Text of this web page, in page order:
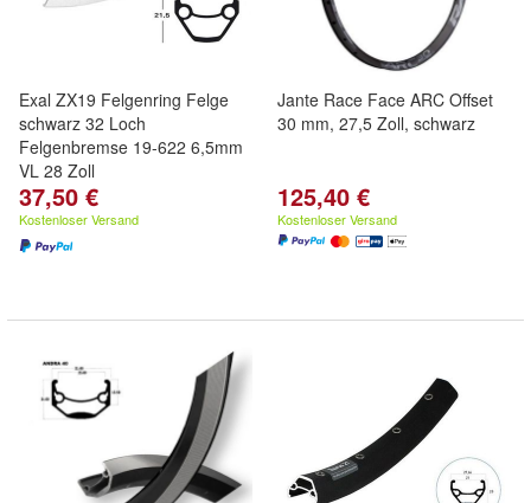
Exal ZX19 Felgenring Felge
schwarz 32 Loch
Felgenbremse 19-622 6,5mm
VL 28 Zoll
37,50 €
Kostenloser Versand
Jante Race Face ARC Offset
30 mm, 27,5 Zoll, schwarz
125,40 €
Kostenloser Versand